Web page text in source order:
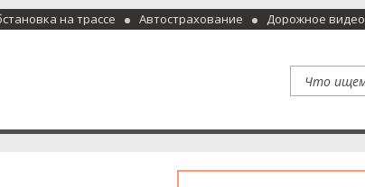
на трассе Автострахование Дорожное видео